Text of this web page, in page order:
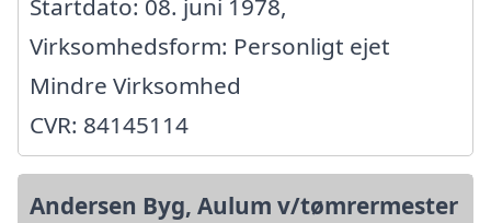
Startdato: 08. juni 1978,
Virksomhedsform: Personligt ejet
Mindre Virksomhed
CVR: 84145114
Andersen Byg, Aulum v/tømrermester